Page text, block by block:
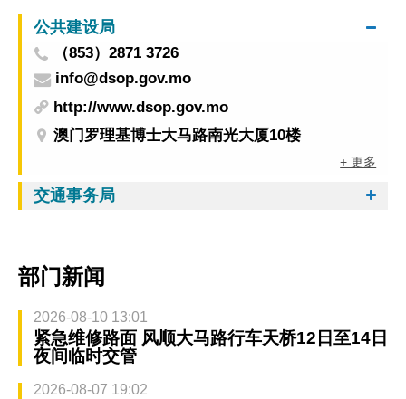
公共建设局
（853）2871 3726
info@dsop.gov.mo
http://www.dsop.gov.mo
澳门罗理基博士大马路南光大厦10楼
+ 更多
交通事务局
部门新闻
2026-08-10 13:01
紧急维修路面 风顺大马路行车天桥12日至14日
夜间临时交管
2026-08-07 19:02